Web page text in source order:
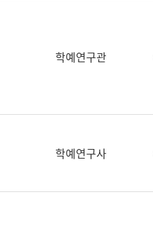
학예연구관
학예연구사